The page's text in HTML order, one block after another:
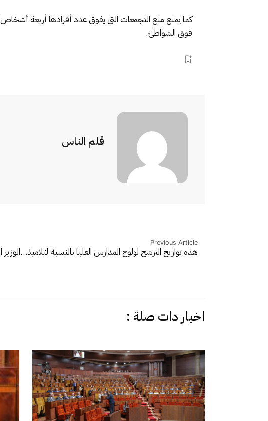
كما يمنع منع التجمعات التي يفوق عدد أفرادها أربعة أشخاص
فوق الشواطئ.
قلم الناس
Previous Article
هذه تواريخ الترشح لولوج المدارس العليا بالنسبة لتلاميذ…
اخبار دات صلة :